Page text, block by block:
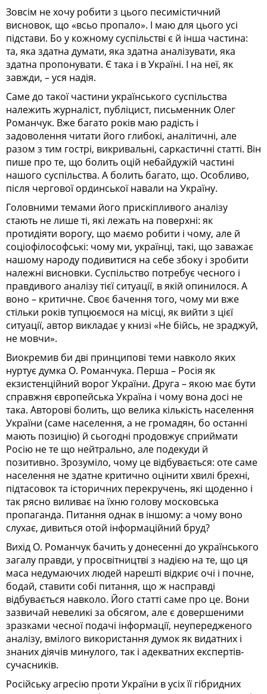
Зовсім не хочу робити з цього песимістичний
висновок, що «всьо пропало». І маю для цього усі
підстави. Бо у кожному суспільстві є й інша частина:
та, яка здатна думати, яка здатна аналізувати, яка
здатна пропонувати. Є така і в Україні. І на неї, як
завжди, – уся надія.
Саме до такої частини українського суспільства
належить журналіст, публіцист, письменник Олег
Романчук. Вже багато років маю радість і
задоволення читати його глибокі, аналітичні, але
разом з тим гострі, викривальні, саркастичні статті. Він
пише про те, що болить оцій небайдужій частині
нашого суспільства. А болить багато, що. Особливо,
після чергової ординської навали на Україну.
Головними темами його прискіпливого аналізу
стають не лише ті, які лежать на поверхні: як
протидіяти ворогу, що маємо робити і чому, але й
соціофілософські: чому ми, українці, такі, що заважає
нашому народу подивитися на себе збоку і зробити
належні висновки. Суспільство потребує чесного і
правдивого аналізу тієї ситуації, в якій опинилося. А
воно – критичне. Своє бачення того, чому ми вже
стільки років тупцюємося на місці, як вийти з цієї
ситуації, автор викладає у книзі «Не бійсь, не зраджуй,
не мовчи».
Виокремив би дві принципові теми навколо яких
нуртує думка О. Романчука. Перша – Росія як
екзистенційний ворог України. Друга – якою має бути
справжня європейська Україна і чому вона досі не
така. Авторові болить, що велика кількість населення
України (саме населення, а не громадян, бо останні
мають позицію) й сьогодні продовжує сприймати
Росію не те що нейтрально, але подекуди й
позитивно. Зрозуміло, чому це відбувається: оте саме
населення не здатне критично оцінити хвилі брехні,
підтасовок та історичних перекручень, які щоденно і
так рясно виливає на їхню голову московська
пропаганда. Питання однак в іншому: а чому воно
слухає, дивиться отой інформаційний бруд?
Вихід О. Романчук бачить у донесенні до українського
загалу правди, у просвітництві з надією на те, що ця
маса недумаючих людей нарешті відкриє очі і почне,
бодай, ставити собі питання, що ж насправді
відбувається навколо. Його статті саме про це. Вони
зазвичай невеликі за обсягом, але є довершеними
зразками чесної подачі інформації, неупередженого
аналізу, вмілого використання думок як видатних і
знаних діячів минулого, так і адекватних експертів-
сучасників.
Російську агресію проти України в усіх її гібридних